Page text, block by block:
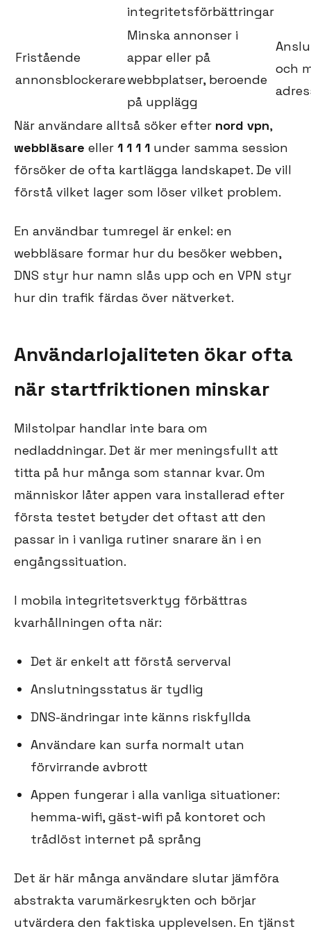
integritetsförbättringar
Fristående
annonsblockerare
Minska annonser i
appar eller på
webbplatser, beroende
på upplägg
och
När användare alltså söker efter nord vpn,
webbläsare eller 1 1 1 1 under samma session
försöker de ofta kartlägga landskapet. De vill
förstå vilket lager som löser vilket problem.
En användbar tumregel är enkel: en
webbläsare formar hur du besöker webben,
DNS styr hur namn slås upp och en VPN styr
hur din trafik färdas över nätverket.
Användarlojaliteten ökar ofta
när startfriktionen minskar
Milstolpar handlar inte bara om
nedladdningar. Det är mer meningsfullt att
titta på hur många som stannar kvar. Om
människor låter appen vara installerad efter
första testet betyder det oftast att den
passar in i vanliga rutiner snarare än i en
engångssituation.
I mobila integritetsverktyg förbättras
kvarhållningen ofta när:
Det är enkelt att förstå serverval
Anslutningsstatus är tydlig
DNS-ändringar inte känns riskfyllda
Användare kan surfa normalt utan
förvirrande avbrott
Appen fungerar i alla vanliga situationer:
hemma-wifi, gäst-wifi på kontoret och
trådlöst internet på språng
Det är här många användare slutar jämföra
abstrakta varumärkesrykten och börjar
utvärdera den faktiska upplevelsen. En tjänst